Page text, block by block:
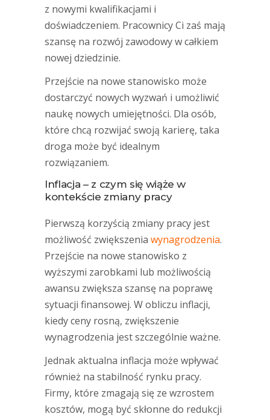
z nowymi kwalifikacjami i
doświadczeniem. Pracownicy Ci zaś mają
szansę na rozwój zawodowy w całkiem
nowej dziedzinie.
Przejście na nowe stanowisko może
dostarczyć nowych wyzwań i umożliwić
naukę nowych umiejętności. Dla osób,
które chcą rozwijać swoją karierę, taka
droga może być idealnym
rozwiązaniem.
Inflacja – z czym się wiąże w
kontekście zmiany pracy
Pierwszą korzyścią zmiany pracy jest
możliwość zwiększenia wynagrodzenia.
Przejście na nowe stanowisko z
wyższymi zarobkami lub możliwością
awansu zwiększa szansę na poprawę
sytuacji finansowej. W obliczu inflacji,
kiedy ceny rosną, zwiększenie
wynagrodzenia jest szczególnie ważne.
Jednak aktualna inflacja może wpływać
również na stabilność rynku pracy.
Firmy, które zmagają się ze wzrostem
kosztów, mogą być skłonne do redukcji